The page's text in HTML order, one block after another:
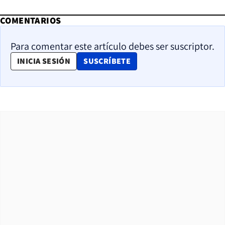
COMENTARIOS
Para comentar este artículo debes ser suscriptor.
INICIA SESIÓN SUSCRÍBETE
OPENS IN NEW WINDOW